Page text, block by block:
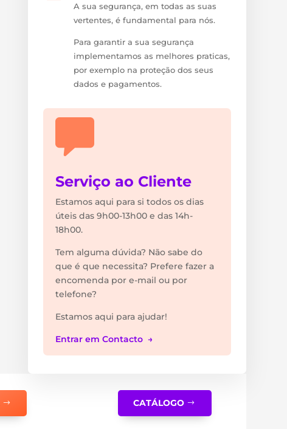
A sua segurança, em todas as suas
vertentes, é fundamental para nós.
Para garantir a sua segurança
implementamos as melhores praticas,
por exemplo na proteção dos seus
dados e pagamentos.
Serviço ao Cliente
Estamos aqui para si todos os dias
úteis das 9h00-13h00 e das 14h-
18h00.
Tem alguma dúvida? Não sabe do
que é que necessita? Prefere fazer a
encomenda por e-mail ou por
telefone?
Estamos aqui para ajudar!
Entrar em Contacto →
CATÁLOGO